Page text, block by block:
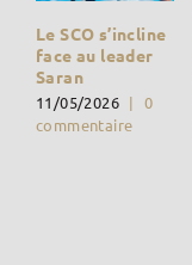
Le SCO s’incline
face au leader
Saran
11/05/2026 |
0
commentaire